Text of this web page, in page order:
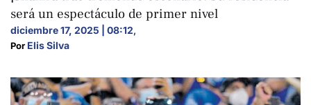
será un espectáculo de primer nivel
diciembre 17, 2025 | 08:12,
Por Elis Silva